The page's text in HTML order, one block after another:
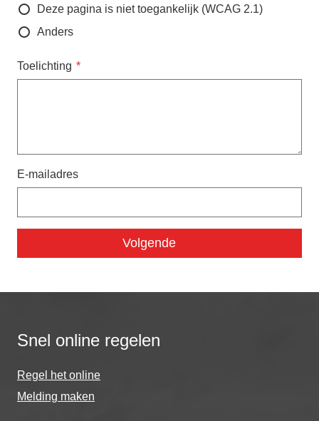
Deze pagina is niet toegankelijk (WCAG 2.1)
Anders
Toelichting
E-mailadres
Snel online regelen
Regel het online
Melding maken